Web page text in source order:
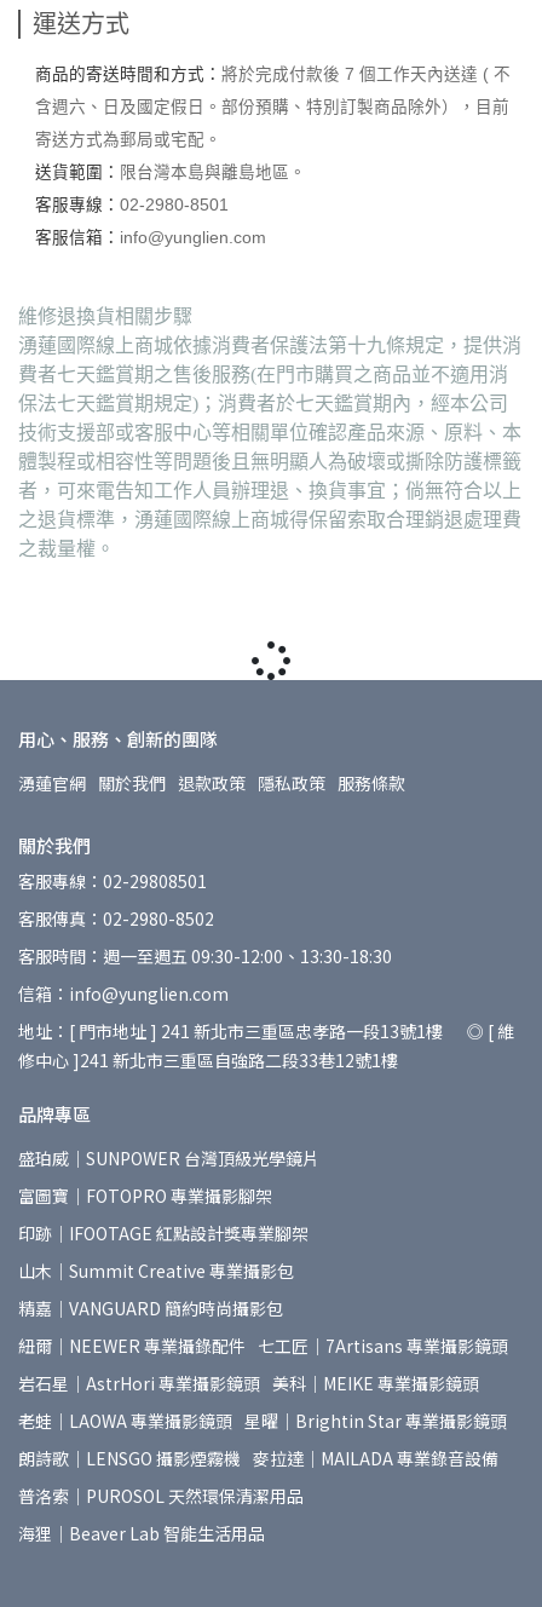
運送方式
商品的寄送時間和方式： 將於完成付款後 7 個工作天內送達 ( 不
含週六、日及國定假日。部份預購、特別訂製商品除外），目前
寄送方式為郵局或宅配。
送貨範圍： 限台灣本島與離島地區。
客服專線： 02-2980-8501
客服信箱： info@yunglien.com
維修退換貨相關步驟
湧蓮國際線上商城依據消費者保護法第十九條規定，提供消
費者七天鑑賞期之售後服務(在門市購買之商品並不適用消
保法七天鑑賞期規定)；消費者於七天鑑賞期內，經本公司
技術支援部或客服中心等相關單位確認產品來源、原料、本
體製程或相容性等問題後且無明顯人為破壞或撕除防護標籤
者，可來電告知工作人員辦理退、換貨事宜；倘無符合以上
之退貨標準，湧蓮國際線上商城得保留索取合理銷退處理費
之裁量權。
用心、服務、創新的團隊
湧蓮官網 關於我們 退款政策 隱私政策 服務條款
關於我們
客服專線：02-29808501
客服傳真：02-2980-8502
客服時間：週一至週五 09:30-12:00、13:30-18:30
信箱：info@yunglien.com
地址：[ 門市地址 ] 241 新北市三重區忠孝路一段13號1樓 ◎ [ 維
修中心 ]241 新北市三重區自強路二段33巷12號1樓
品牌專區
盛珀威｜SUNPOWER 台灣頂級光學鏡片
富圖寶｜FOTOPRO 專業攝影腳架
印跡｜IFOOTAGE 紅點設計獎專業腳架
山木｜Summit Creative 專業攝影包
精嘉｜VANGUARD 簡約時尚攝影包
紐爾｜NEEWER 專業攝錄配件 七工匠｜7Artisans 專業攝影鏡頭
岩石星｜AstrHori 專業攝影鏡頭 美科｜MEIKE 專業攝影鏡頭
老蛙｜LAOWA 專業攝影鏡頭 星曜｜Brightin Star 專業攝影鏡頭
朗詩歌｜LENSGO 攝影煙霧機 麥拉達｜MAILADA 專業錄音設備
普洛索｜PUROSOL 天然環保清潔用品
海狸｜Beaver Lab 智能生活用品